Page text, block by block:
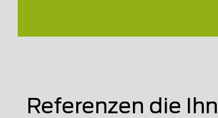
Referenzen die